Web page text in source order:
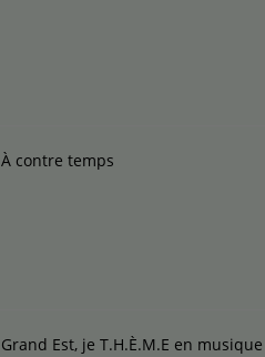
À contre temps
Grand Est, je T.H.È.M.E en musique